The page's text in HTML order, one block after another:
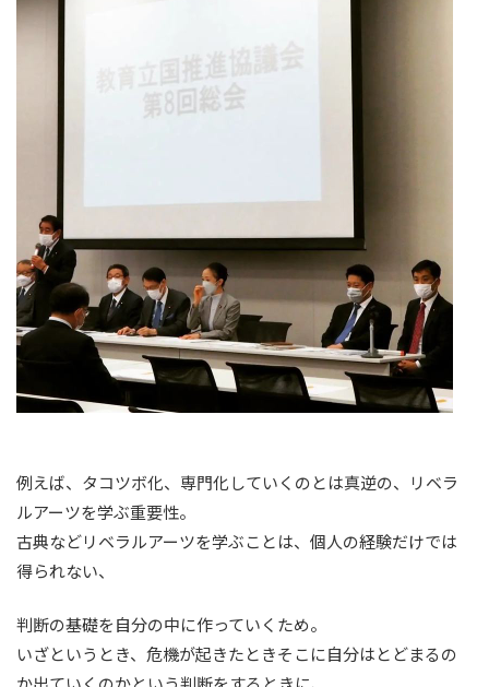
例えば、タコツボ化、専門化していくのとは真逆の、リベラ
ルアーツを学ぶ重要性。
古典などリベラルアーツを学ぶことは、個人の経験だけでは
得られない、
判断の基礎を自分の中に作っていくため。
いざというとき、危機が起きたときそこに自分はとどまるの